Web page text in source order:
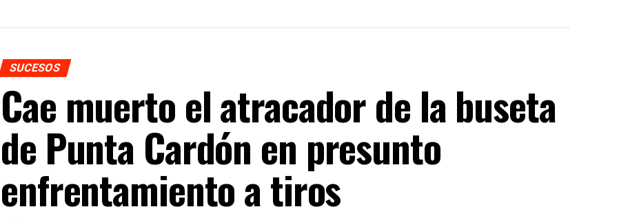
SUCESOS
Cae muerto el atracador de la buseta
de Punta Cardón en presunto
enfrentamiento a tiros